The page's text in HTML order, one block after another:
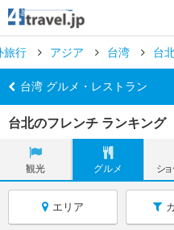
旅行 アジア 台湾 台
台湾 グルメ・レストラン
台北のフレンチ ランキング
観光 グルメ ショ
エリア